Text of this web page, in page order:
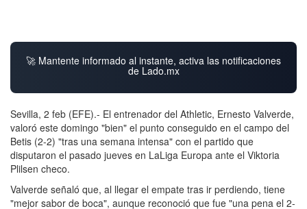
🚀 Mantente informado al instante, activa las notificaciones
de Lado.mx
Sevilla, 2 feb (EFE).- El entrenador del Athletic, Ernesto Valverde,
valoró este domingo "bien" el punto conseguido en el campo del
Betis (2-2) "tras una semana intensa" con el partido que
disputaron el pasado jueves en LaLiga Europa ante el Viktoria
Plilsen checo.
Valverde señaló que, al llegar el empate tras ir perdiendo, tiene
"mejor sabor de boca", aunque reconoció que fue "una pena el 2-